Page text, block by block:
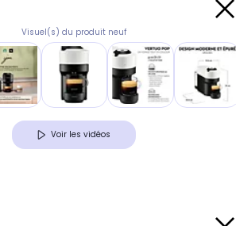
Visuel(s) du produit neuf
Voir les vidéos